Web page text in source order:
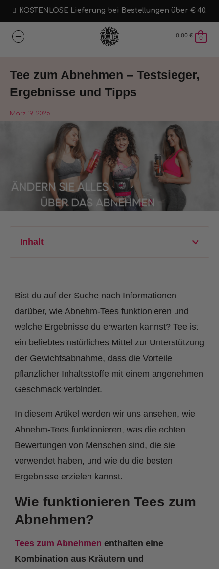
KOSTENLOSE Lieferung bei Bestellungen über € 40.
0,00 € 0
Tee zum Abnehmen – Testsieger,
Ergebnisse und Tipps
März 19, 2025
Inhalt
Bist du auf der Suche nach Informationen
darüber, wie Abnehm-Tees funktionieren und
welche Ergebnisse du erwarten kannst? Tee ist
ein beliebtes natürliches Mittel zur Unterstützung
der Gewichtsabnahme, dass die Vorteile
pflanzlicher Inhaltsstoffe mit einem angenehmen
Geschmack verbindet.
In diesem Artikel werden wir uns ansehen, wie
Abnehm-Tees funktionieren, was die echten
Bewertungen von Menschen sind, die sie
verwendet haben, und wie du die besten
Ergebnisse erzielen kannst.
Wie funktionieren Tees zum
Abnehmen?
Tees zum Abnehmen enthalten eine
Kombination aus Kräutern und